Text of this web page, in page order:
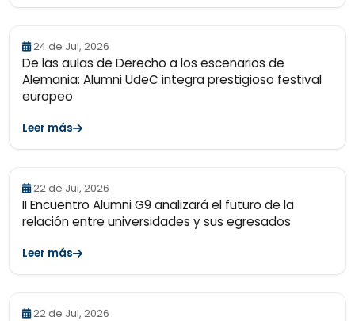
24 de Jul, 2026
De las aulas de Derecho a los escenarios de
Alemania: Alumni UdeC integra prestigioso festival
europeo
Leer más
22 de Jul, 2026
II Encuentro Alumni G9 analizará el futuro de la
relación entre universidades y sus egresados
Leer más
22 de Jul, 2026